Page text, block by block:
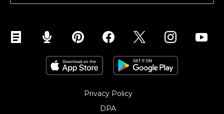
Privacy Policy
DPA